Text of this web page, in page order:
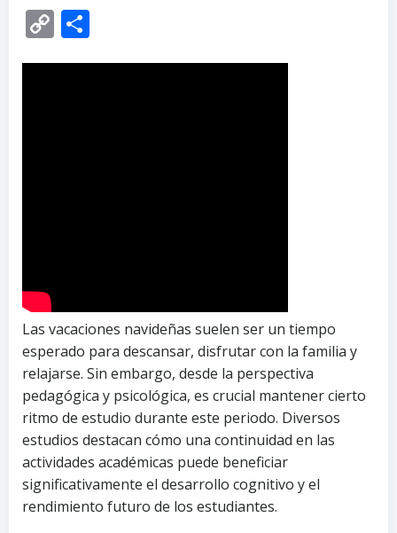
Copy
Link
Las vacaciones navideñas suelen ser un tiempo
esperado para descansar, disfrutar con la familia y
relajarse. Sin embargo, desde la perspectiva
pedagógica y psicológica, es crucial mantener cierto
ritmo de estudio durante este periodo. Diversos
estudios destacan cómo una continuidad en las
actividades académicas puede beneficiar
significativamente el desarrollo cognitivo y el
rendimiento futuro de los estudiantes.